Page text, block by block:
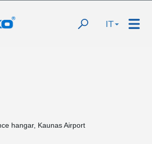
IT
hangar, Kaunas Airport